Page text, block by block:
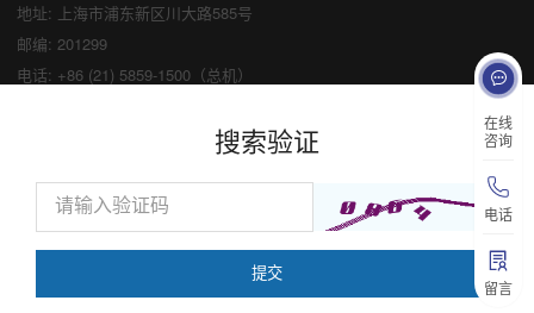
在线
咨询
电话
留言
地址: 上海市浦东新区川大路585号
邮编: 201299
电话: +86 (21) 5859-1500（总机）
中国：
Email:marketing@medicilon.com
（仅限服务咨询，其他事宜请拨打川沙总部电话）
×
搜索验证